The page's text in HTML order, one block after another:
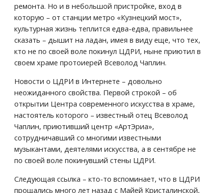
ремонта. Но и в небольшой пристройке, вход в
которую – от станции метро «Кузнецкий мост»,
культурная жизнь теплится едва-едва, правильнее
сказать – дышит на ладан, имея в виду еще, что тех,
кто не по своей воле покинул ЦДРИ, ныне приютил в
своем храме протоиерей Всеволод Чаплин.
Новости о ЦДРИ в Интернете – довольно
неожиданного свойства. Первой строкой – об
открытии Центра современного искусства в храме,
настоятель которого – известный отец Всеволод
Чаплин, приютивший центр «АртЭриа»,
сотрудничавший со многими известными
музыкантами, деятелями искусства, а в сентябре не
по своей воле покинувший стены ЦДРИ.
Следующая ссылка – кто-то вспоминает, что в ЦДРИ
прощались много лет назад с Майей Кристалинской,